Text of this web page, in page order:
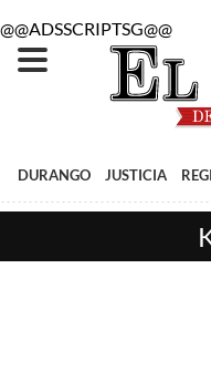
@@ADSSCRIPTSG@@
DURANGO JUSTICIA